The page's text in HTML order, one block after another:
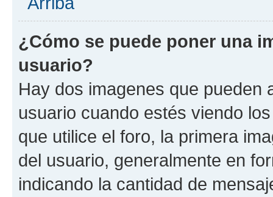
¿Cómo se puede poner una
usuario?
Hay dos imagenes que pueden
usuario cuando estés viendo
que utilice el foro, la primera
del usuario, generalmente en
indicando la cantidad de